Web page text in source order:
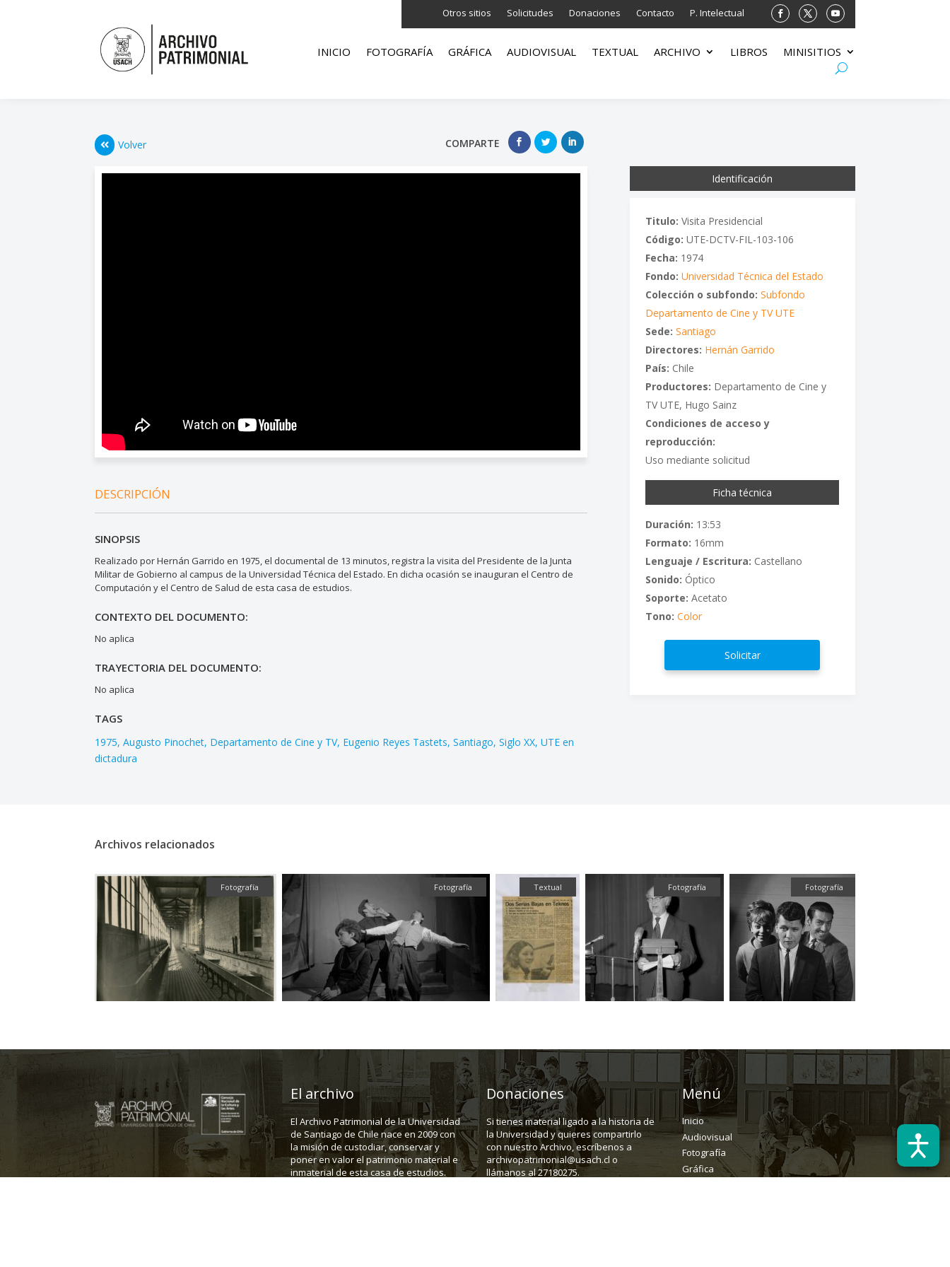
Otros sitios Solicitudes Donaciones Contacto P. Intelectual
INICIO FOTOGRAFÍA GRÁFICA AUDIOVISUAL TEXTUAL ARCHIVO LIBROS MINISITIOS
Volver COMPARTE
DESCRIPCIÓN
SINOPSIS
Realizado por Hernán Garrido en 1975, el documental de 13 minutos, registra la visita del Presidente de la Junta
Militar de Gobierno al campus de la Universidad Técnica del Estado. En dicha ocasión se inauguran el Centro de
Computación y el Centro de Salud de esta casa de estudios.
CONTEXTO DEL DOCUMENTO:
No aplica
TRAYECTORIA DEL DOCUMENTO:
No aplica
TAGS
1975 Augusto Pinochet Departamento de Cine y TV Eugenio Reyes Tastets Santiago Siglo XX UTE en
dictadura
Identificación
Titulo: Visita Presidencial
Código: UTE-DCTV-FIL-103-106
Fecha: 1974
Fondo: Universidad Técnica del Estado
Colección o subfondo: Subfondo
Departamento de Cine y TV UTE
Sede: Santiago
Directores: Hernán Garrido
País: Chile
Productores: Departamento de Cine y
TV UTE, Hugo Sainz
Condiciones de acceso y
reproducción:
Uso mediante solicitud
Ficha técnica
Duración: 13:53
Formato: 16mm
Lenguaje / Escritura: Castellano
Sonido: Óptico
Soporte: Acetato
Tono: Color
Solicitar
Archivos relacionados
Fotografía Fotografía
El archivo
El Archivo Patrimonial de la Universidad
de Santiago de Chile nace en 2009 con
la misión de custodiar, conservar y
poner en valor el patrimonio material e
inmaterial de esta casa de estudios.
Donaciones
Si tienes material ligado a la historia de
la Universidad y quieres compartirlo
con nuestro Archivo, escríbenos a
archivopatrimonial@usach.cl o
llámanos al 27180275.
Menú
Inicio
Audiovisual
Fotografía
Gráfica